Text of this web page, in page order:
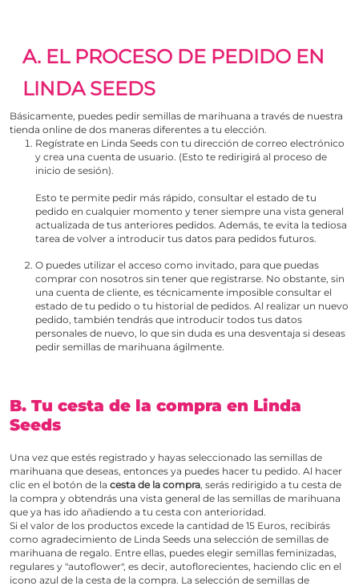
A. EL PROCESO DE PEDIDO EN
LINDA SEEDS
Básicamente, puedes pedir semillas de marihuana a través de nuestra
tienda online de dos maneras diferentes a tu elección.
Regístrate en Linda Seeds con tu dirección de correo electrónico
y crea una cuenta de usuario. (Esto te redirigirá al proceso de
inicio de sesión).
Esto te permite pedir más rápido, consultar el estado de tu
pedido en cualquier momento y tener siempre una vista general
actualizada de tus anteriores pedidos. Además, te evita la tediosa
tarea de volver a introducir tus datos para pedidos futuros.
O puedes utilizar el acceso como invitado, para que puedas
comprar con nosotros sin tener que registrarse. No obstante, sin
una cuenta de cliente, es técnicamente imposible consultar el
estado de tu pedido o tu historial de pedidos. Al realizar un nuevo
pedido, también tendrás que introducir todos tus datos
personales de nuevo, lo que sin duda es una desventaja si deseas
pedir semillas de marihuana ágilmente.
B. Tu cesta de la compra en Linda
Seeds
Una vez que estés registrado y hayas seleccionado las semillas de
marihuana que deseas, entonces ya puedes hacer tu pedido. Al hacer
clic en el botón de la cesta de la compra, serás redirigido a tu cesta de
la compra y obtendrás una vista general de las semillas de marihuana
que ya has ido añadiendo a tu cesta con anterioridad.
Si el valor de los productos excede la cantidad de 15 Euros, recibirás
como agradecimiento de Linda Seeds una selección de semillas de
marihuana de regalo. Entre ellas, puedes elegir semillas feminizadas,
regulares y "autoflower", es decir, autoflorecientes, haciendo clic en el
icono azul de la cesta de la compra. La selección de semillas de